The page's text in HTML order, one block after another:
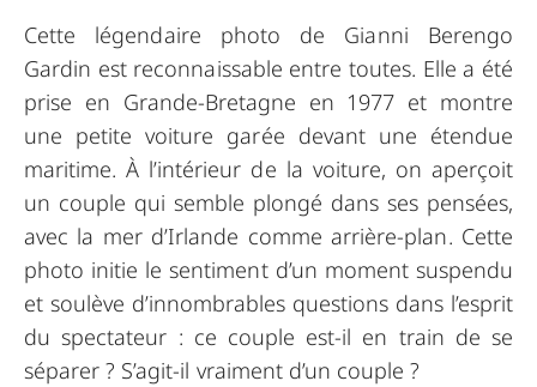
Cette légendaire photo de Gianni Berengo
Gardin est reconnaissable entre toutes. Elle a été
prise en Grande-Bretagne en 1977 et montre
une petite voiture garée devant une étendue
maritime. À l’intérieur de la voiture, on aperçoit
un couple qui semble plongé dans ses pensées,
avec la mer d’Irlande comme arrière-plan. Cette
photo initie le sentiment d’un moment suspendu
et soulève d’innombrables questions dans l’esprit
du spectateur : ce couple est-il en train de se
séparer ? S’agit-il vraiment d’un couple ?